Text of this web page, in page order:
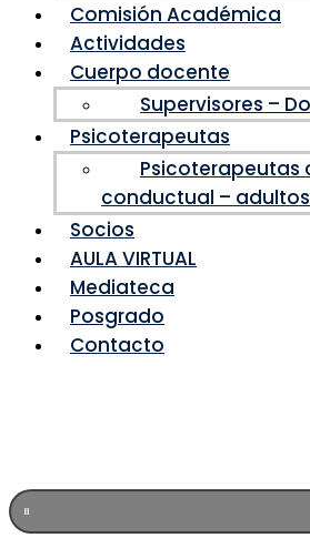
Comisión Académica
Actividades
Cuerpo docente
Supervisores –
Psicoterapeutas
Psicoterapeutas
conductual – adultos
Socios
AULA VIRTUAL
Mediateca
Posgrado
Contacto